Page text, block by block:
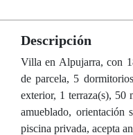
Descripción
Villa en Alpujarra, con
de parcela, 5
exterior, 1 terraza(s), 50
amueblado, orientación
piscina privada, acepta